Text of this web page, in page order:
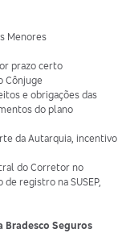
Menores
prazo certo
Cônjuge
e obrigações das
do plano
da Autarquia, incentivo
do Corretor no
registro na SUSEP,
Bradesco Seguros